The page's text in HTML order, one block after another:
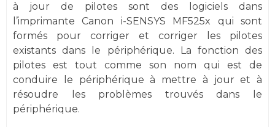
à jour de pilotes sont des logiciels dans
l’imprimante Canon i-SENSYS MF525x qui sont
formés pour corriger et corriger les pilotes
existants dans le périphérique. La fonction des
pilotes est tout comme son nom qui est de
conduire le périphérique à mettre à jour et à
résoudre les problèmes trouvés dans le
périphérique.